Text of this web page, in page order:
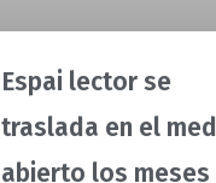
Espai lector se
traslada en el
abierto los meses